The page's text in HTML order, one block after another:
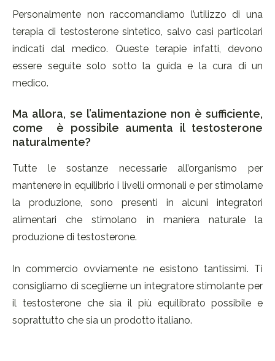
Personalmente non raccomandiamo l’utilizzo di una
terapia di testosterone sintetico, salvo casi particolari
indicati dal medico. Queste terapie infatti, devono
essere seguite solo sotto la guida e la cura di un
medico.
Ma allora, se l’alimentazione non è sufficiente,
come è possibile aumenta il testosterone
naturalmente?
Tutte le sostanze necessarie all’organismo per
mantenere in equilibrio i livelli ormonali e per stimolarne
la produzione, sono presenti in alcuni integratori
alimentari che stimolano in maniera naturale la
produzione di testosterone.
In commercio ovviamente ne esistono tantissimi. Ti
consigliamo di sceglierne un integratore stimolante per
il testosterone che sia il più equilibrato possibile e
soprattutto che sia un prodotto italiano.